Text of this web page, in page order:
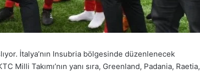
İtalya’nın Insubria bölgesinde düzenlenecek
Milli Takımı’nın yanı sıra, Greenland, Padania, Raetia,